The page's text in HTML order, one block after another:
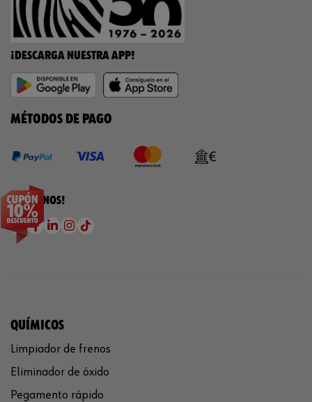
¡DESCARGA NUESTRA APP!
MÉTODOS DE PAGO
¡SÍGUENOS!
QUÍMICOS
Limpiador de frenos
Eliminador de óxido
Pegamento rápido